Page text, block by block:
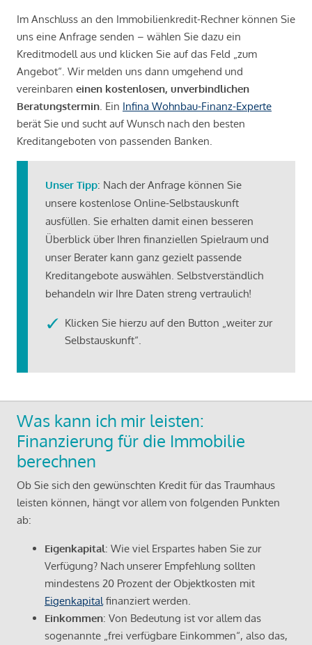
Im Anschluss an den Immobilienkredit-Rechner können Sie
uns eine Anfrage senden – wählen Sie dazu ein
Kreditmodell aus und klicken Sie auf das Feld „zum
Angebot“. Wir melden uns dann umgehend und
vereinbaren einen kostenlosen, unverbindlichen
Beratungstermin . Ein Infina Wohnbau-Finanz-Experte
berät Sie und sucht auf Wunsch nach den besten
Kreditangeboten von passenden Banken.
Unser Tipp: Nach der Anfrage können Sie
unsere kostenlose Online-Selbstauskunft
ausfüllen. Sie erhalten damit einen besseren
Überblick über Ihren finanziellen Spielraum und
unser Berater kann ganz gezielt passende
Kreditangebote auswählen. Selbstverständlich
behandeln wir Ihre Daten streng vertraulich!
Klicken Sie hierzu auf den Button „weiter zur
Selbstauskunft“.
Was kann ich mir leisten:
Finanzierung für die Immobilie
berechnen
Ob Sie sich den gewünschten Kredit für das Traumhaus
leisten können, hängt vor allem von folgenden Punkten
ab:
Eigenkapital: Wie viel Erspartes haben Sie zur
Verfügung? Nach unserer Empfehlung sollten
mindestens 20 Prozent der Objektkosten mit
Eigenkapital finanziert werden.
Einkommen: Von Bedeutung ist vor allem das
sogenannte „frei verfügbare Einkommen“, also das,